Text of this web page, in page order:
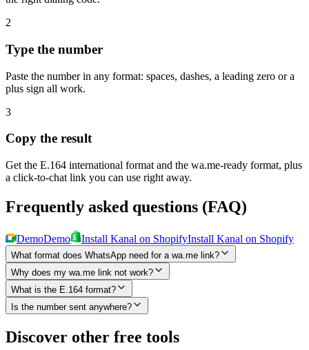
2
Type the number
Paste the number in any format: spaces, dashes, a leading zero or a
plus sign all work.
3
Copy the result
Get the E.164 international format and the wa.me-ready format, plus
a click-to-chat link you can use right away.
Frequently asked questions (FAQ)
DemoDemo Install Kanal on ShopifyInstall Kanal on Shopify
What format does WhatsApp need for a wa.me link?
Why does my wa.me link not work?
What is the E.164 format?
Is the number sent anywhere?
Discover other free tools